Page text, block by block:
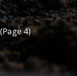
(Page 4)